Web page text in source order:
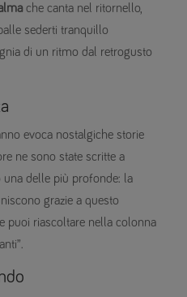
che canta nel ritornello,
sederti tranquillo
di un ritmo dal retrogusto
evoca nostalgiche storie
ne sono state scritte a
delle più profonde: la
grazie a questo
puoi riascoltare nella colonna